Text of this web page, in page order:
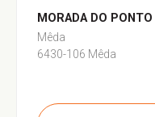
MORADA DO PONTO
Mêda
6430-106 Mêda